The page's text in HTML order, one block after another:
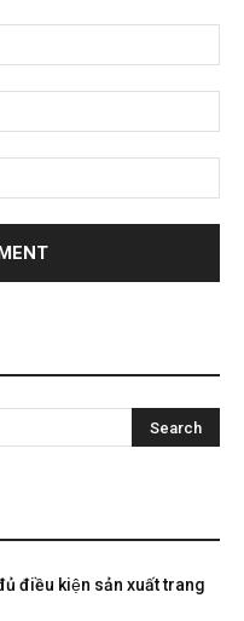
điều kiện sản xuất trang